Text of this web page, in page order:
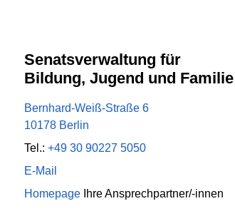
Senatsverwaltung für
Bildung, Jugend und Familie
Bernhard-Weiß-Straße 6
10178 Berlin
Tel.: +49 30 90227 5050
E-Mail
Homepage Ihre Ansprechpartner/-innen